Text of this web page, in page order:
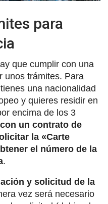
para
que cumplir con una
unos trámites. Para
una nacionalidad
y quieres residir en
encima de los 3
un contrato de
la «Carte
el número de la
.
y solicitud de la
vez será necesario